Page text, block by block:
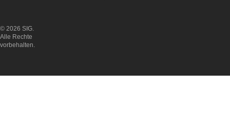
© 2026 SIG.
Alle Rechte
vorbehalten.